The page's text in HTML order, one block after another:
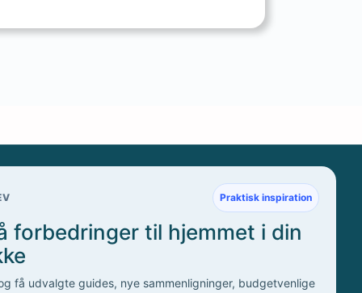
Praktisk inspiration
forbedringer til hjemmet i din
få udvalgte guides, nye sammenligninger, budgetvenlige